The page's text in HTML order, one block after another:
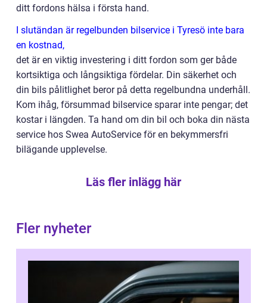
ditt fordons hälsa i första hand.
I slutändan är regelbunden bilservice i Tyresö inte bara
en kostnad,
det är en viktig investering i ditt fordon som ger både
kortsiktiga och långsiktiga fördelar. Din säkerhet och
din bils pålitlighet beror på detta regelbundna underhåll.
Kom ihåg, försummad bilservice sparar inte pengar; det
kostar i längden. Ta hand om din bil och boka din nästa
service hos Swea AutoService för en bekymmersfri
bilägande upplevelse.
Läs fler inlägg här
Fler nyheter